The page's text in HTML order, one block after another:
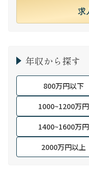
求
年収から探す
800万円以下
1000~1200万円
1400~1600万円
2000万円以上